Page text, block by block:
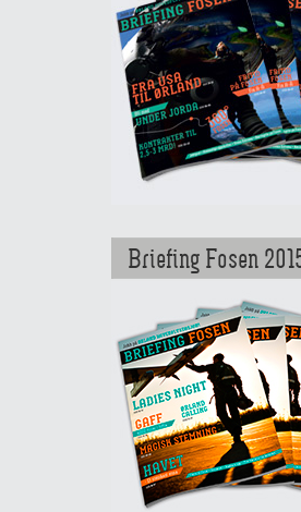
Briefing Fosen